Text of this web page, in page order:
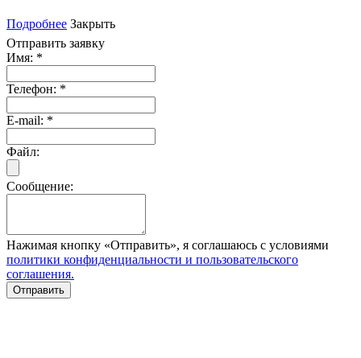
Подробнее Закрыть
Отправить заявку
Имя: *
Телефон: *
E-mail: *
Файл:
Сообщение:
Нажимая кнопку «Отправить», я соглашаюсь с условиями
политики конфиденциальности и пользовательского
соглашения.
Отправить